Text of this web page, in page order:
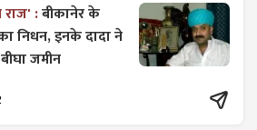
राज' :बीकानेर के
निधन, इनके दादा ने
जमीन